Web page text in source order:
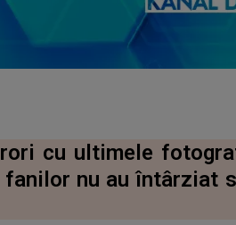
cu ultimele
nu au întârziat